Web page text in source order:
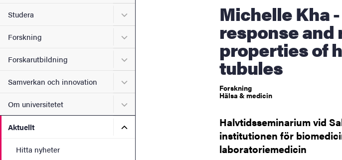
Om webbplatsen
Studera Undermeny för Studera
Forskning Undermeny för Forskning
Forskarutbildning Undermeny för Forskarutbildning
Samverkan och innovation Undermeny för Samverkan och innovation
Om universitetet Undermeny för Om universitetet
Aktuellt Undermeny för Aktuellt
Hitta nyheter
Michelle Kha - The injury
response
properties of
tubules
Forskning
Hälsa & medicin
Halvtidsseminarium vid
institutionen för
laboratoriemedicin